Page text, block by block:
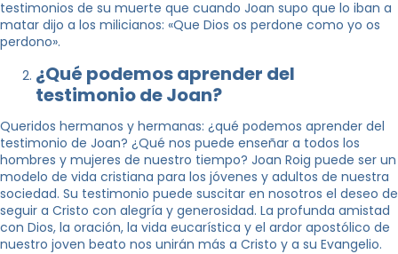
testimonios de su muerte que cuando Joan supo que lo iban a
matar dijo a los milicianos: «Que Dios os perdone como yo os
perdono».
¿Qué podemos aprender del
testimonio de Joan?
Queridos hermanos y hermanas: ¿qué podemos aprender del
testimonio de Joan? ¿Qué nos puede enseñar a todos los
hombres y mujeres de nuestro tiempo? Joan Roig puede ser un
modelo de vida cristiana para los jóvenes y adultos de nuestra
sociedad. Su testimonio puede suscitar en nosotros el deseo de
seguir a Cristo con alegría y generosidad. La profunda amistad
con Dios, la oración, la vida eucarística y el ardor apostólico de
nuestro joven beato nos unirán más a Cristo y a su Evangelio.